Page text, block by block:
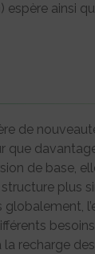
ainsi
de
de base,
plus
recharge